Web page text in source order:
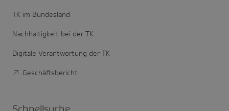
TK im Bundesland
Nachhaltigkeit bei der TK
Digitale Verantwortung der TK
Geschäftsbericht